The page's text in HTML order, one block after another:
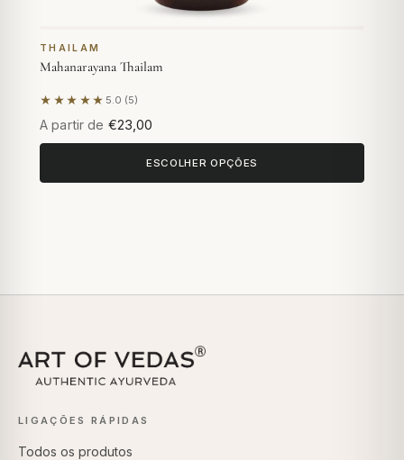
THAILAM
Mahanarayana Thailam
★★★★★ 5.0 (5)
Com base em 5 avaliações
A partir de €23,00
ESCOLHER OPÇÕES
LIGAÇÕES RÁPIDAS
Todos os produtos